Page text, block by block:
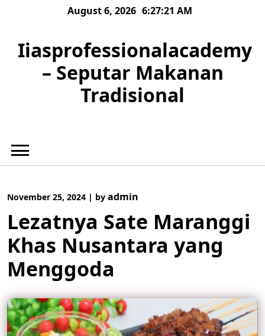
August 6, 2026 6:27:22 AM
Iiasprofessionalacademy
– Seputar Makanan
Tradisional
November 25, 2024 | by admin
Lezatnya Sate Maranggi
Khas Nusantara yang
Menggoda